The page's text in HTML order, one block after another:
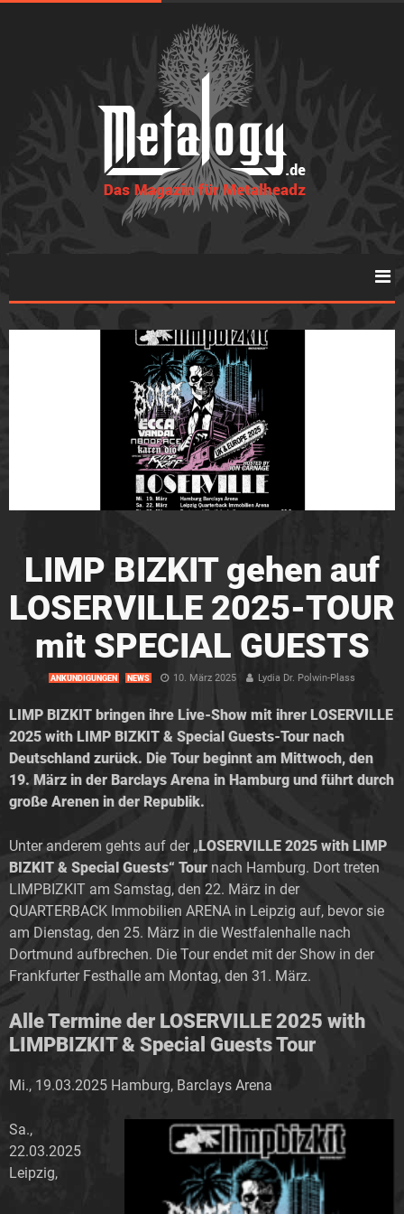
LIMP BIZKIT gehen auf
LOSERVILLE 2025-TOUR
mit SPECIAL GUESTS
ANKÜNDIGUNGEN NEWS 10. März 2025 Lydia Dr. Polwin-Plass
LIMP BIZKIT bringen ihre Live-Show mit ihrer LOSERVILLE
2025 with LIMP BIZKIT & Special Guests-Tour nach
Deutschland zurück. Die Tour beginnt am Mittwoch, den
19. März in der Barclays Arena in Hamburg und führt durch
große Arenen in der Republik.
Unter anderem gehts auf der „LOSERVILLE 2025 with LIMP
BIZKIT & Special Guests“ Tour nach Hamburg. Dort treten
LIMPBIZKIT am Samstag, den 22. März in der
QUARTERBACK Immobilien ARENA in Leipzig auf, bevor sie
am Dienstag, den 25. März in die Westfalenhalle nach
Dortmund aufbrechen. Die Tour endet mit der Show in der
Frankfurter Festhalle am Montag, den 31. März.
Alle Termine der LOSERVILLE 2025 with
LIMPBIZKIT & Special Guests Tour
Mi., 19.03.2025 Hamburg, Barclays Arena
Sa.,
22.03.2025
Leipzig,